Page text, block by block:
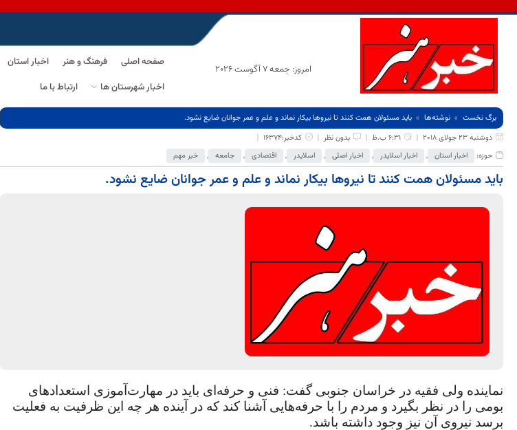
امروز: جمعه 7 آگوست 2026
صفحه اصلی فرهنگ و هنر اخبار استان
اخبار شهرستان ها
ارتباط با ما
برگ نخست نوشته‌ها
باید مسئولان همت کنند تا نیروها بیکار نماند و علم و عمر جوانان ضایع نشود.
دوشنبه 23 جولای 2018
6:31 ب.ظ بدون نظر
کدخبر:16374
حوزه:
اخبار استان , اخبار اسلایدر , اخبار اصلی , اسلایدر , اقتصادی , جامعه , خبر مهم
باید مسئولان همت کنند تا نیروها بیکار نماند و علم و عمر جوانان ضایع نشود.
نماینده ولی فقیه در خراسان جنوبی گفت: فنی و حرفه‌ای باید در مهارت‌آموزی استعدادهای
بومی را در نظر بگیرد و مردم را با حرفه‌هایی آشنا کند که در آینده هر چه این ظرفیت به فعلیت
برسد نیروی آن نیز وجود داشته باشد.